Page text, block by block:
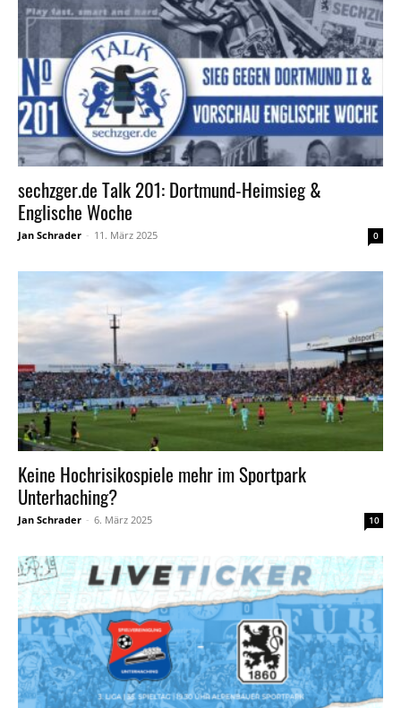
sechzger.de Talk 201: Dortmund-Heimsieg &
Englische Woche
Jan Schrader - 11. März 2025 0
Keine Hochrisikospiele mehr im Sportpark
Unterhaching?
Jan Schrader - 6. März 2025 10